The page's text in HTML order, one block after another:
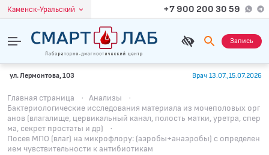
Каменск-Уральский +7 900 200 30 59
Запись
ул. Лермонтова, 103 Врач 13.07.,15.07.2026
Главная страница · Анализы
·
Бактериологические исследования материала из мочеполовых орг
анов (влагалище, цервикальный канал, полость матки, уретра, спер
ма, секрет простаты и др)
·
Посев МПО (влаг) на микрофлору: (аэробы+анаэробы) с определен
ием чувствительности к антибиотикам